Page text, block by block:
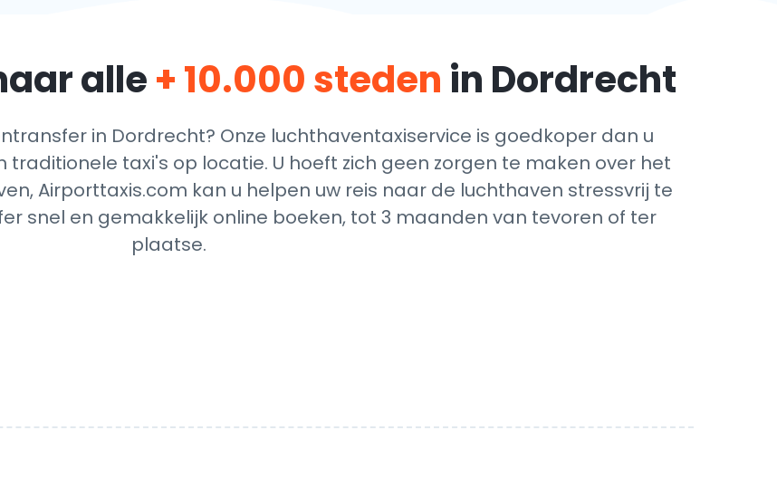
alle+ 10.000 steden in Dordrecht
in Dordrecht? Onze luchthaventaxiservice is goedkoper dan u
taxi's op locatie. U hoeft zich geen zorgen te maken over het
Airporttaxis.com kan u helpen uw reis naar de luchthaven stressvrij te
snel en gemakkelijk online boeken, tot 3 maanden van tevoren of ter
plaatse.